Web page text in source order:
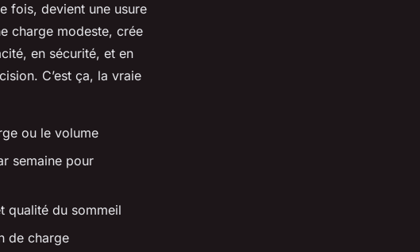
fois, devient une usure
charge modeste, crée
en sécurité, et en
C’est ça, la vraie
ou le volume
semaine pour
qualité du sommeil
de charge